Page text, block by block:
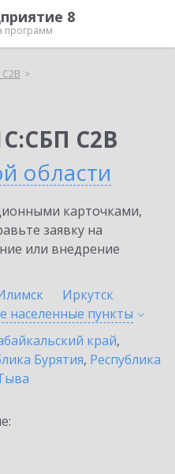
8
программ
C2B
области
карточками,
заявку на
или внедрение
Иркутск
населенные пункты
край,
Бурятия, Республика